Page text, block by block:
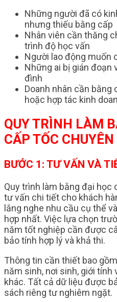
Những người đã có
nhưng thiếu bằng cấp
Nhân viên cần thăng
trình độ học vấn
Người lao động muốn
Những ai bị gián đoạn
đình
Doanh nhân cần bằng
hoặc hợp tác kinh
QUY TRÌNH LÀM
CẤP TỐC
BƯỚC 1: TƯ VẤN VÀ
Quy trình làm bằng đại
tư vấn chi tiết cho khách
lắng nghe nhu cầu cụ thể
hợp nhất. Việc lựa chọn
năm tốt nghiệp cần được
bảo tính hợp lý và khả thi.
Thông tin cần thiết bao
năm sinh, nơi sinh, giới tính
khác. Tất cả dữ liệu được
sách riêng tư nghiêm ngặt.